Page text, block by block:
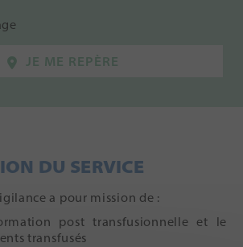
JE ME REPÈRE
DU SERVICE
a pour mission de :
post transfusionnelle et le
transfusés